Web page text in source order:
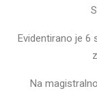
Evidentirano je 6
Na